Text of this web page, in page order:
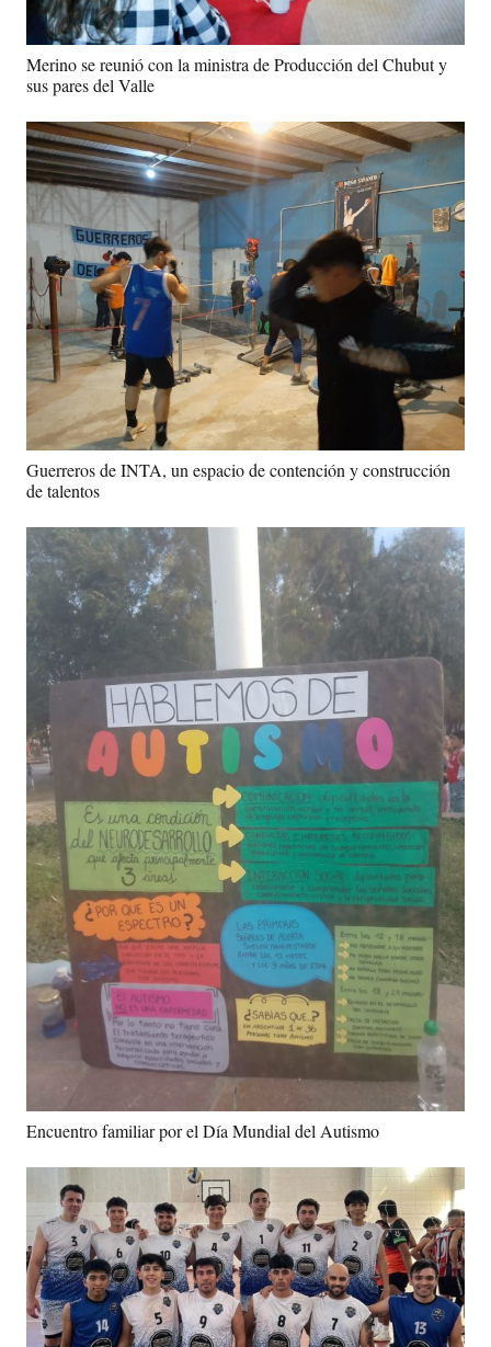
Merino se reunió con la ministra de Producción del Chubut y
sus pares del Valle
Guerreros de INTA, un espacio de contención y construcción
de talentos
Encuentro familiar por el Día Mundial del Autismo